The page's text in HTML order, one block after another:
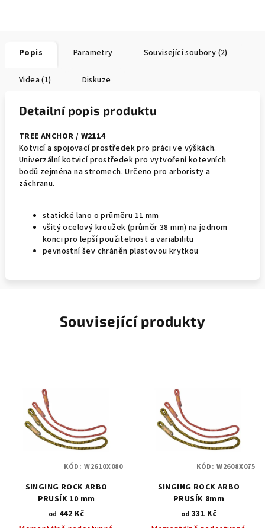
Popis Parametry Související soubory (2)
Videa (1) Diskuze
Detailní popis produktu
TREE ANCHOR / W2114
Kotvicí a spojovací prostředek pro práci ve výškách.
Univerzální kotvicí prostředek pro vytvoření kotevních
bodů zejména na stromech. Určeno pro arboristy a
záchranu.
statické lano o průměru 11 mm
všitý ocelový kroužek (průměr 38 mm) na jednom
konci pro lepší použitelnost a variabilitu
pevnostní šev chráněn plastovou krytkou
Související produkty
SINGING ROCK ARBO
PRUSÍK 10 mm
od 442 Kč
KÓD: W2610X080
SINGING ROCK ARBO
PRUSÍK 8mm
od 331 Kč
KÓD: W2608X075